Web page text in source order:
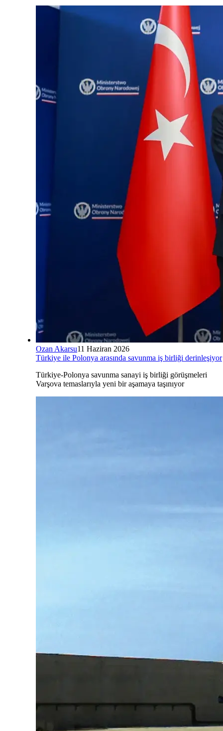
Ozan Akarsu11 Haziran 2026
Türkiye ile Polonya arasında savunma iş birliği derinleşiyor
Türkiye-Polonya savunma sanayi iş birliği görüşmeleri
Varşova temaslarıyla yeni bir aşamaya taşınıyor